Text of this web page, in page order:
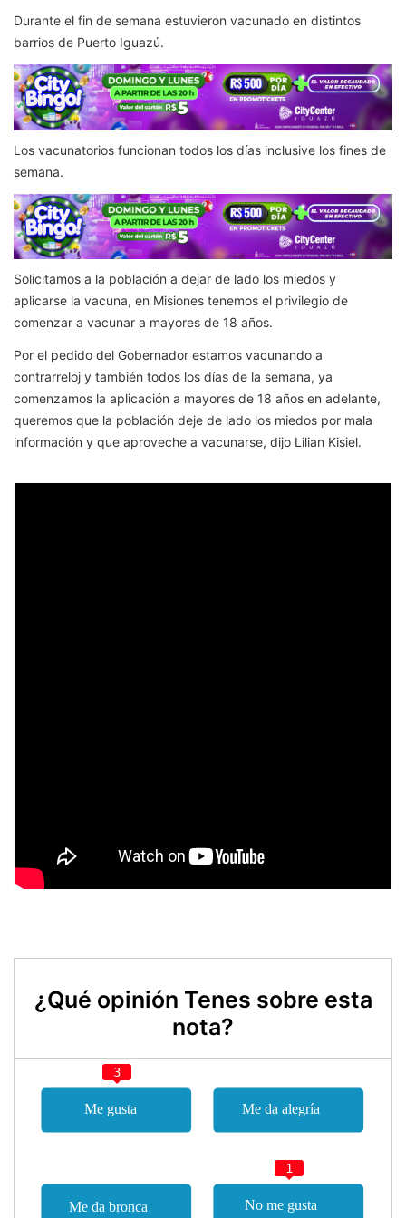
Durante el fin de semana estuvieron vacunado en distintos
barrios de Puerto Iguazú.
Los vacunatorios funcionan todos los días inclusive los fines de
semana.
Solicitamos a la población a dejar de lado los miedos y
aplicarse la vacuna, en Misiones tenemos el privilegio de
comenzar a vacunar a mayores de 18 años.
Por el pedido del Gobernador estamos vacunando a
contrarreloj y también todos los días de la semana, ya
comenzamos la aplicación a mayores de 18 años en adelante,
queremos que la población deje de lado los miedos por mala
información y que aproveche a vacunarse, dijo Lilian Kisiel.
¿Qué opinión Tenes sobre esta
nota?
3
1